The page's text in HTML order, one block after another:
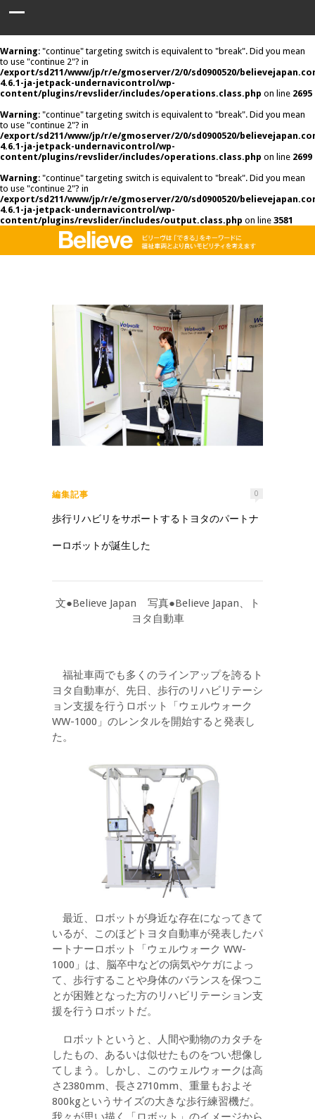
Warning: "continue" targeting switch is equivalent to "break". Did you mean
to use "continue 2"? in
/export/sd211/www/jp/r/e/gmoserver/2/0/sd0900520/
4.6.1-ja-jetpack-undernavicontrol/wp-
content/plugins/revslider/includes/operations.class.php on line 2695
Warning: "continue" targeting switch is equivalent to "break". Did you mean
to use "continue 2"? in
/export/sd211/www/jp/r/e/gmoserver/2/0/sd0900520/
4.6.1-ja-jetpack-undernavicontrol/wp-
content/plugins/revslider/includes/operations.class.php on line 2699
Warning: "continue" targeting switch is equivalent to "break". Did you mean
to use "continue 2"? in
/export/sd211/www/jp/r/e/gmoserver/2/0/sd0900520/
4.6.1-ja-jetpack-undernavicontrol/wp-
content/plugins/revslider/includes/output.class.php on line 3581
編集記事 0
歩行リハビリをサポートするトヨタのパートナ
ーロボットが誕生した
文●Believe Japan 写真●Believe Japan、ト
ヨタ自動車
福祉車両でも多くのラインアップを誇るト
ヨタ自動車が、先日、歩行のリハビリテーシ
ョン支援を行うロボット「ウェルウォーク
WW-1000」のレンタルを開始すると発表し
た。
最近、ロボットが身近な存在になってきて
いるが、このほどトヨタ自動車が発表したパ
ートナーロボット「ウェルウォーク WW-
1000」は、脳卒中などの病気やケガによっ
て、歩行することや身体のバランスを保つこ
とが困難となった方のリハビリテーション支
援を行うロボットだ。
ロボットというと、人間や動物のカタチを
したもの、あるいは似せたものをつい想像し
てしまう。しかし、このウェルウォークは高
さ2380mm、長さ2710mm、重量もおよそ
800kgというサイズの大きな歩行練習機だ。